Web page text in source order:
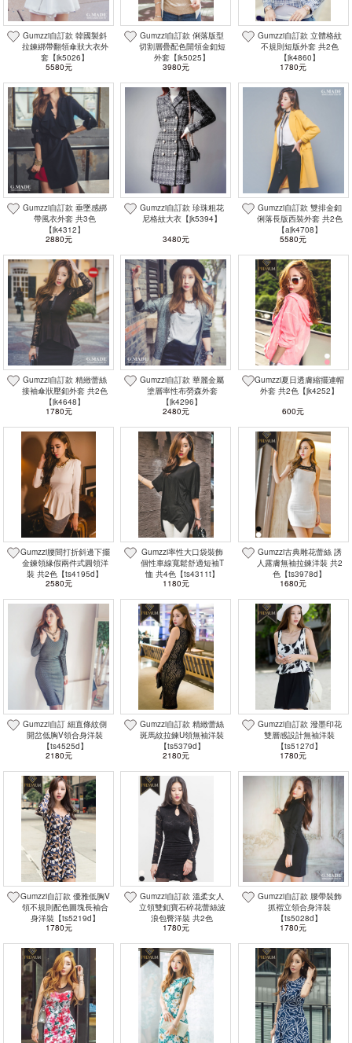
Gumzzi自訂款 韓國製斜
拉鍊綁帶翻領傘狀大衣外
套【jk5026】
5580元
Gumzzi自訂款 俐落版型
切割層疊配色開領金釦短
外套【jk5025】
3980元
Gumzzi自訂款 立體格紋
不規則短版外套 共2色
【jk4860】
1780元
Gumzzi自訂款 垂墜感綁
帶風衣外套 共3色
【jk4312】
2880元
Gumzzi自訂款 珍珠粗花
尼格紋大衣【jk5394】
3480元
Gumzzi自訂款 雙排金釦
俐落長版西裝外套 共2色
【ajk4708】
5580元
Gumzzi自訂款 精緻蕾絲
接袖傘狀壓釦外套 共2色
【jk4648】
1780元
Gumzzi自訂款 華麗金屬
塗層率性布勞森外套
【jk4296】
2480元
Gumzzi夏日透膚縮擺連帽
外套 共2色【jk4252】
600元
Gumzzi腰間打折斜邊下擺
金鍊領緣假兩件式圓領洋
裝 共2色【ts4195d】
2580元
Gumzzi率性大口袋裝飾
個性車線寬鬆舒適短袖T
恤 共4色【ts4311t】
1180元
Gumzzi古典雕花蕾絲 誘
人露膚無袖拉鍊洋裝 共2
色【ts3978d】
1680元
Gumzzi自訂 細直條紋側
開岔低胸V領合身洋裝
【ts4525d】
2180元
Gumzzi自訂款 精緻蕾絲
斑馬紋拉鍊U領無袖洋裝
【ts5379d】
2180元
Gumzzi自訂款 潑墨印花
雙層感設計無袖洋裝
【ts5127d】
1780元
Gumzzi自訂款 優雅低胸V
領不規則配色圖塊長袖合
身洋裝【ts5219d】
1780元
Gumzzi自訂款 溫柔女人
立領雙釦寶石碎花蕾絲波
浪包臀洋裝 共2色
【ts5278d】
1780元
Gumzzi自訂款 腰帶裝飾
抓褶立領合身洋裝
【ts5028d】
1780元